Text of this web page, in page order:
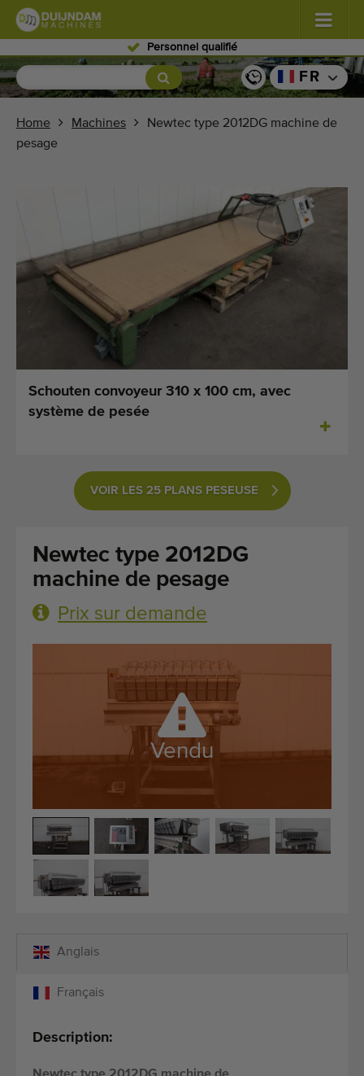
Personnel qualifié
Fleurs et plantes (576)
Légumes de serre
Vendre vos machines!
Recherche par type
Dernières machines consultées
Alertes Machines
À propos de nous
FAQ
Contact
Équipement de qualité
Livraison dans le monde entier
Depuis 1977
FR
Home Machines
Newtec type 2012DG machine de
pesage
Schouten convoyeur 310 x 100 cm, avec
système de pesée
VOIR LES 25 PLANS PESEUSE
Newtec type 2012DG
machine de pesage
Prix sur demande
Vendu
Français
Anglais
Description: